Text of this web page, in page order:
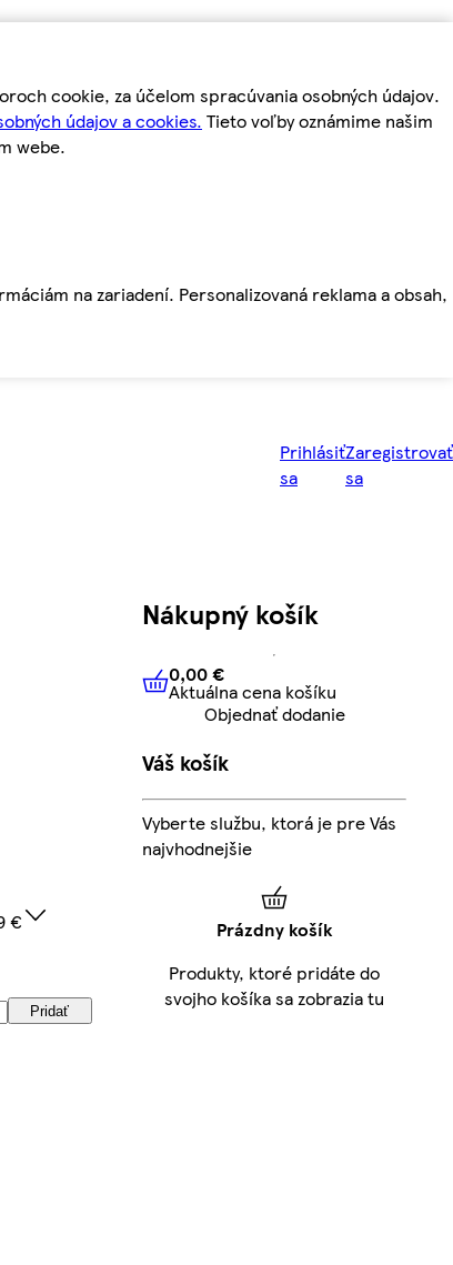
cookie, za účelom spracúvania osobných údajov.
údajov a cookies. Tieto voľby oznámime našim
webe.
na zariadení. Personalizovaná reklama a obsah,
Prihlásiť
sa
Zaregistrovať
sa
€
Pridať
Nákupný košík
0,00 € Aktuálna cena košíku
0,00 €
Aktuálna cena košíku
Objednať dodanie
Váš košík
Vyberte službu, ktorá je pre Vás
najvhodnejšie
Prázdny košík
Produkty, ktoré pridáte do
svojho košíka sa zobrazia tu